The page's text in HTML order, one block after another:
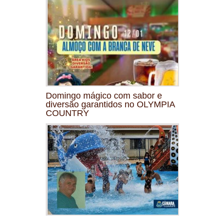
Domingo mágico com sabor e
diversão garantidos no OLYMPIA
COUNTRY